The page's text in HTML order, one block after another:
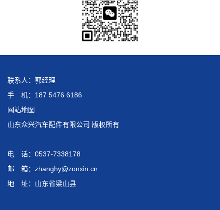
联系人：郭经理
手 机：187 5476 6186
网站地图
山东众兴汽车配件有限公司 版权所有
电 话：0537-7338178
邮 箱：zhanghy@zonxin.cn
地 址：山东省梁山县